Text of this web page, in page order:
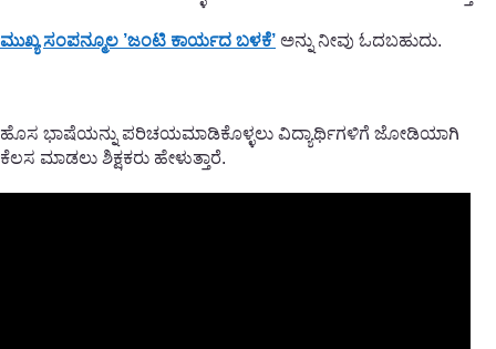
ಮುಖ್ಯ ಸಂಪನ್ಮೂಲ ’ಜಂಟಿ ಕಾರ್ಯದ ಬಳಕೆ’ ಅನ್ನು ನೀವು ಓದಬಹುದು.
ಹೊಸ ಭಾಷೆಯನ್ನು ಪರಿಚಯಮಾಡಿಕೊಳ್ಳಲು ವಿದ್ಯಾರ್ಥಿಗಳಿಗೆ ಜೋಡಿಯಾಗಿ
ಕೆಲಸ ಮಾಡಲು ಶಿಕ್ಷಕರು ಹೇಳುತ್ತಾರೆ.